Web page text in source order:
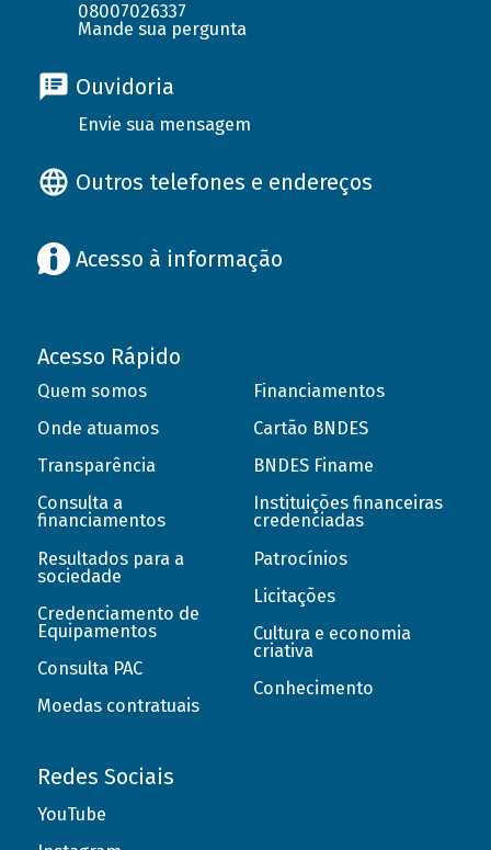
08007026337
Mande sua pergunta
Ouvidoria
Envie sua mensagem
Outros telefones e endereços
Acesso à informação
Acesso Rápido
Quem somos
Onde atuamos
Transparência
Consulta a
financiamentos
Resultados para a
sociedade
Credenciamento de
Equipamentos
Consulta PAC
Moedas contratuais
Financiamentos
Cartão BNDES
BNDES Finame
Instituições financeiras
credenciadas
Patrocínios
Licitações
Cultura e economia
criativa
Conhecimento
Redes Sociais
YouTube